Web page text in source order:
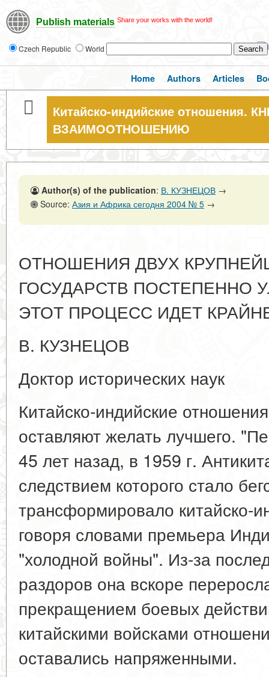
Publish materials Share your works with the world!
Czech Republic World
Home Authors Articles
Китайско-индийские отношения.
ВЗАИМООТНОШЕНИЮ
Author(s) of the publication: В. КУЗНЕЦОВ →
Source: Азия и Африка сегодня 2004 № 5 →
ОТНОШЕНИЯ ДВУХ
ГОСУДАРСТВ ПОСТЕПЕННО
ЭТОТ ПРОЦЕСС ИДЕТ
В. КУЗНЕЦОВ
Доктор исторических наук
Китайско-индийские
оставляют желать лучшего.
45 лет назад, в 1959 г.
следствием которого стало
трансформировало китайско-
говоря словами премьера
"холодной войны". Из-за
раздоров она вскоре
прекращением боевых
китайскими войсками
оставались напряженными.